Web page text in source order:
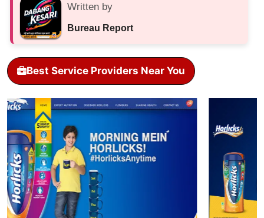
Written by
Bureau Report
Best Service Providers Near You